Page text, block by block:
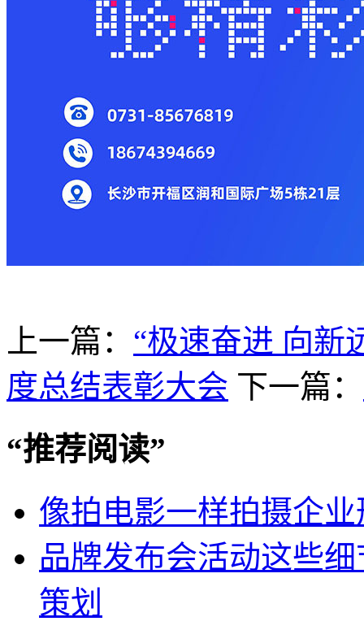
上一篇： “极速奋进 向新
度总结表彰大会 下一篇：
“推荐阅读”
像拍电影一样拍摄企
品牌发布会活动这些
策划